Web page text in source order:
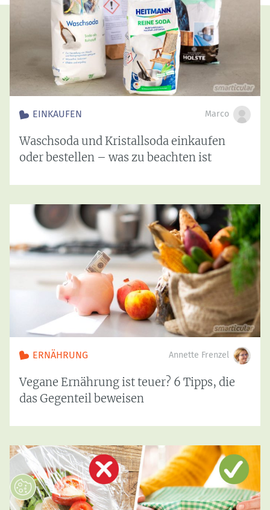
EINKAUFEN Marco
Waschsoda und Kristallsoda einkaufen
oder bestellen – was zu beachten ist
ERNÄHRUNG Annette Frenzel
Vegane Ernährung ist teuer? 6 Tipps, die
das Gegenteil beweisen